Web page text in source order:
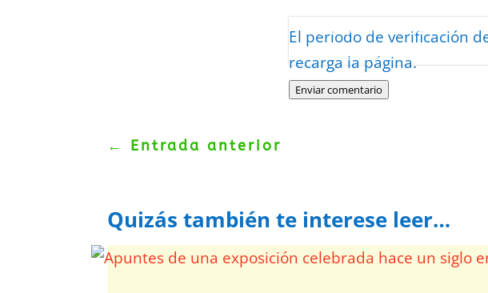
El periodo de verificación
recarga la página.
Enviar comentario
Protegidos por reCAPTCHA
Términos
← Entrada anterior
Quizás también te interese leer…